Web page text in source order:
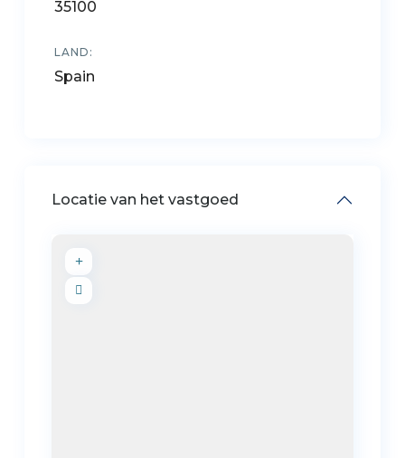
35100
LAND:
Spain
Locatie van het vastgoed